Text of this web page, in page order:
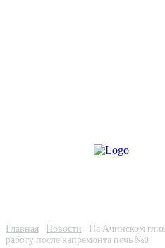
Главная Новости
На Ачинском
работу после капремонта печь №9